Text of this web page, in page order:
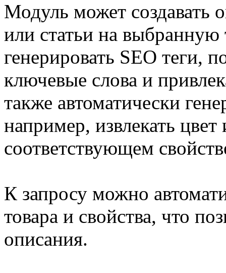
Модуль может создавать
или статьи на
генерировать SEO теги,
ключевые слова и
также автоматически
например, извлекать
соответствующем
К запросу можно
товара и свойства, что
описания.